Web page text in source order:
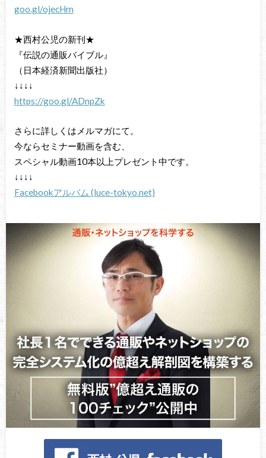
goo.gl/ojecHm
★西村公児の新刊★
『伝説の通販バイブル』
（日本経済新聞出版社）
↓↓↓↓
https://goo.gl/ADnpZk
さらに詳しくはメルマガにて。
今ならセミナー動画を含む、
スペシャル動画10本以上プレゼント中です。
↓↓↓↓
Facebookアルバム (luce-tokyo.net)